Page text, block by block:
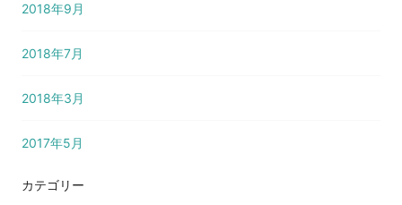
2018年9月
2018年7月
2018年3月
2017年5月
カテゴリー